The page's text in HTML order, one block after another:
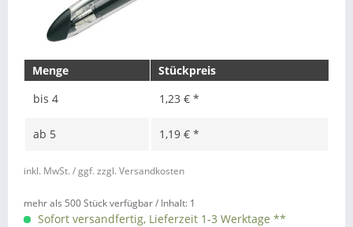
Menge
Stückpreis
bis 4 1,23 € *
ab 5 1,19 € *
inkl. MwSt. / ggf. zzgl. Versandkosten
mehr als 500 Stück verfügbar / Inhalt: 1
Sofort versandfertig, Lieferzeit 1-3 Werktage **